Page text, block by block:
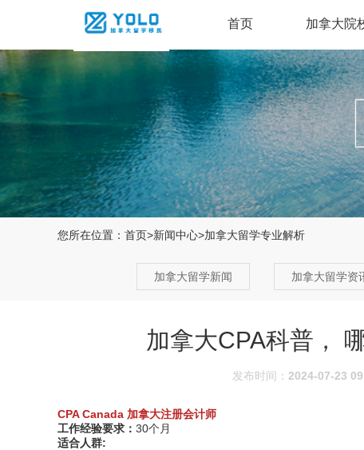
首页 加拿大院
您所在位置： 首页>新闻中心>加拿大留学专业解析
加拿大留学新闻 加拿大留学资
加拿大CPA科普，
发布时间： 2024-07-23
CPA Canada 加拿大注册会计师
工作经验要求： 30个月
适合人群: